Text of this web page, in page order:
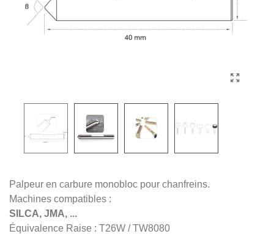
Palpeur en carbure monobloc pour chanfreins.
Machines compatibles :
SILCA, JMA, ...
Équivalence Raise : T26W / TW8080